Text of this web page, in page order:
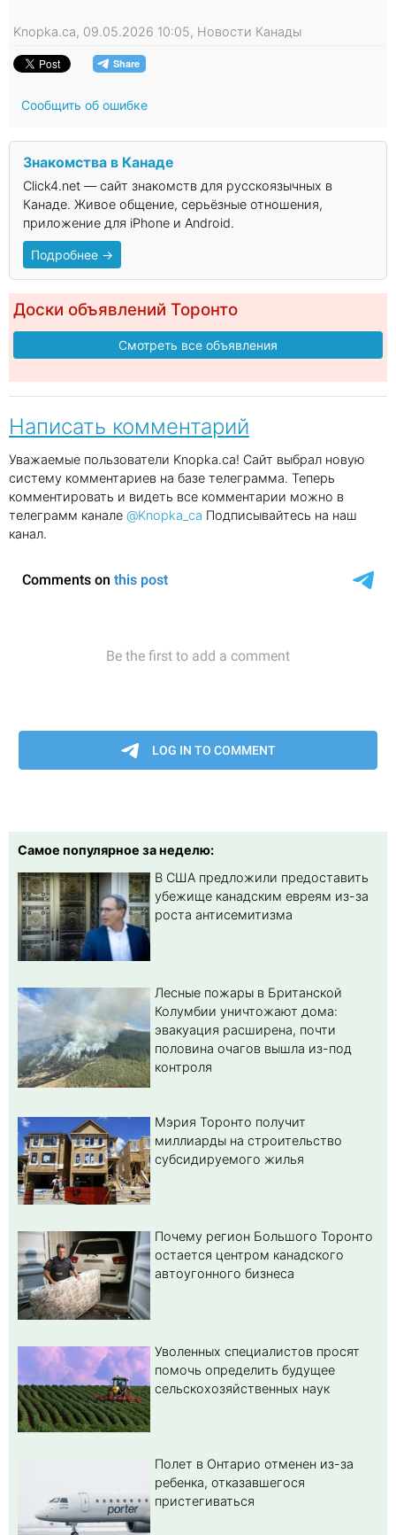
Knopka.ca, 09.05.2026 10:05, Новости Канады
Сообщить об ошибке
Знакомства в Канаде
Click4.net — сайт знакомств для русскоязычных в
Канаде. Живое общение, серьёзные отношения,
приложение для iPhone и Android.
Подробнее →
Доски объявлений Торонто
Смотреть все объявления
Написать комментарий
Уважаемые пользователи Knopka.ca! Сайт выбрал новую
систему комментариев на базе телеграмма. Теперь
комментировать и видеть все комментарии можно в
телеграмм канале @Knopka_ca Подписывайтесь на наш
канал.
Самое популярное за неделю:
В США предложили предоставить
убежище канадским евреям из-за
роста антисемитизма
Лесные пожары в Британской
Колумбии уничтожают дома:
эвакуация расширена, почти
половина очагов вышла из-под
контроля
Мэрия Торонто получит
миллиарды на строительство
субсидируемого жилья
Почему регион Большого Торонто
остается центром канадского
автоугонного бизнеса
Уволенных специалистов просят
помочь определить будущее
сельскохозяйственных наук
Полет в Онтарио отменен из-за
ребенка, отказавшегося
пристегиваться